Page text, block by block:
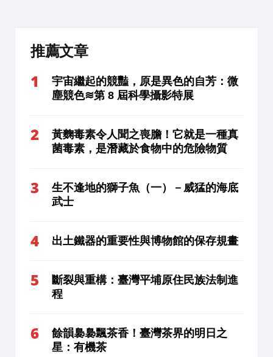
推薦文章
宇宙繼起的競豔，原是異色的自芳：微
塵競色≋第 8 屆科學攝影特展
黃麴毒素令人聞之喪膽！它就是一種真
菌毒素，是潛藏於食物中的危險物質
生不逢地的獅子魚（一）－威猛的海底
武士
出土鐵器的重要性與博物館的保存規畫
斷裂與重構：臺灣平埔原住民族法制進
程
餘韻裊裊飄茶香！臺灣茶界的明日之
星：有機茶